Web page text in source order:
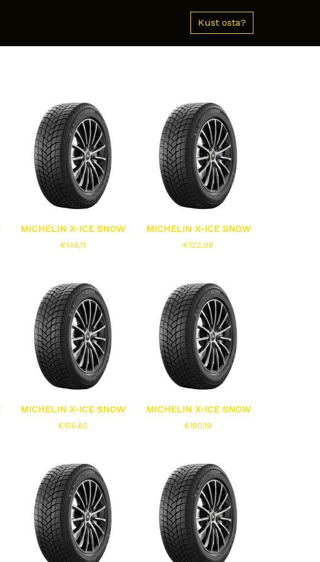
Kust osta?
MICHELIN X-ICE SNOW
€148,11
MICHELIN X-ICE SNOW
€122,98
MICHELIN X-ICE SNOW
€156,65
MICHELIN X-ICE SNOW
€180,19